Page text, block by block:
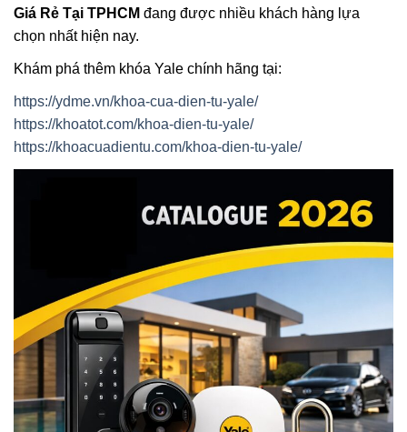
Giá Rẻ Tại TPHCM đang được nhiều khách hàng lựa
chọn nhất hiện nay.
Khám phá thêm khóa Yale chính hãng tại:
https://ydme.vn/khoa-cua-dien-tu-yale/
https://khoatot.com/khoa-dien-tu-yale/
https://khoacuadientu.com/khoa-dien-tu-yale/